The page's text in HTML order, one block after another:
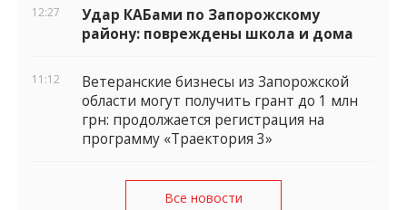
12:27
Удар КАБами по Запорожскому
району: повреждены школа и дома
11:12
Ветеранские бизнесы из Запорожской
области могут получить грант до 1 млн
грн: продолжается регистрация на
программу «Траектория 3»
Все новости